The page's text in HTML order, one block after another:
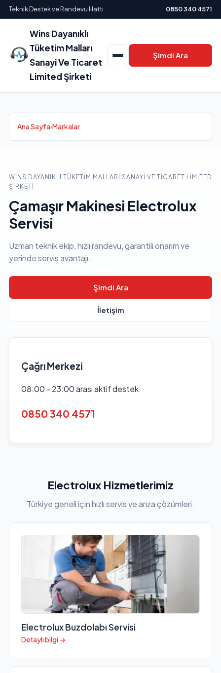
Teknik Destek ve Randevu Hattı 0850 340 4571
Wins Dayanıklı
Tüketim Malları
Sanayi Ve Ticaret
Limited Şirketi
Şimdi Ara
Ana Sayfa›Markalar
WINS DAYANIKLI TÜKETIM MALLARI SANAYI VE TICARET LIMITED
ŞIRKETI
Çamaşır Makinesi Electrolux
Servisi
Uzman teknik ekip, hızlı randevu, garantili onarım ve
yerinde servis avantajı.
Şimdi Ara
İletişim
Çağrı Merkezi
08:00 - 23:00 arası aktif destek
0850 340 4571
Electrolux Hizmetlerimiz
Türkiye geneli için hızlı servis ve arıza çözümleri.
Electrolux Buzdolabı Servisi
Detaylı bilgi →